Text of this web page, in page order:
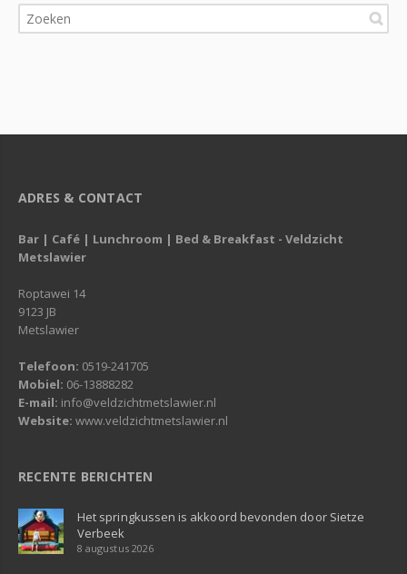
ADRES & CONTACT
Bar | Café | Lunchroom | Bed & Breakfast - Veldzicht
Metslawier
Roptawei 14
9123 JB
Metslawier
Telefoon: 0519-241705
Mobiel: 06-13888282
E-mail: info@veldzichtmetslawier.nl
Website: www.veldzichtmetslawier.nl
RECENTE BERICHTEN
Het springkussen is akkoord bevonden door Sietze
Verbeek
8 augustus 2026